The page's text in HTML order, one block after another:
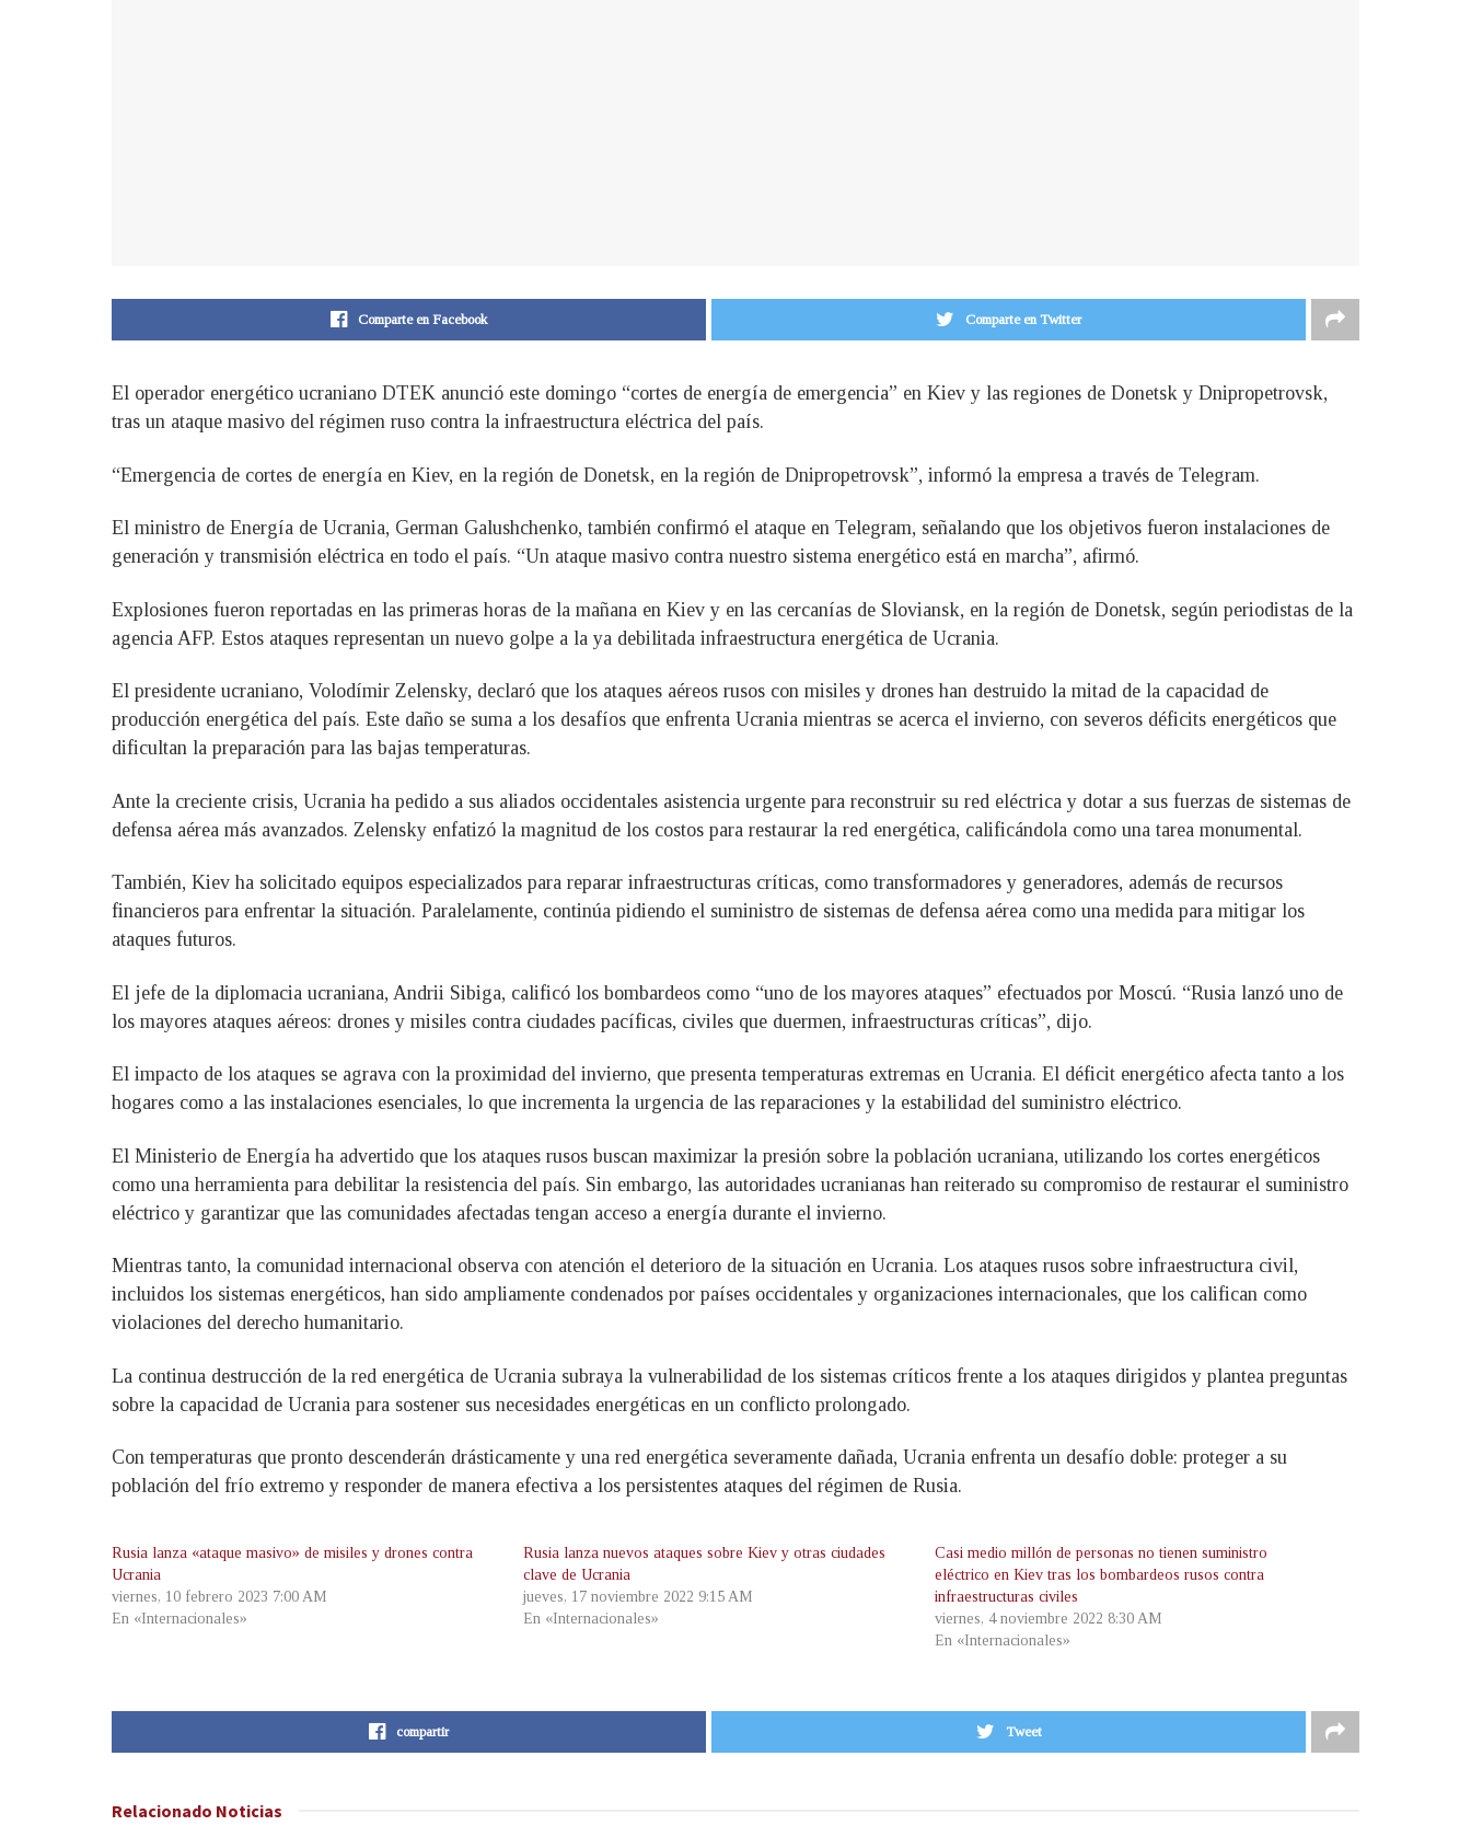
Comparte en Facebook Comparte en Twitter
El operador energético ucraniano DTEK anunció este domingo “cortes de energía de emergencia” en Kiev y las regiones de Donetsk y Dnipropetrovsk,
tras un ataque masivo del régimen ruso contra la infraestructura eléctrica del país.
“Emergencia de cortes de energía en Kiev, en la región de Donetsk, en la región de Dnipropetrovsk”, informó la empresa a través de Telegram.
El ministro de Energía de Ucrania, German Galushchenko, también confirmó el ataque en Telegram, señalando que los objetivos fueron instalaciones de
generación y transmisión eléctrica en todo el país. “Un ataque masivo contra nuestro sistema energético está en marcha”, afirmó.
Explosiones fueron reportadas en las primeras horas de la mañana en Kiev y en las cercanías de Sloviansk, en la región de Donetsk, según periodistas de la
agencia AFP. Estos ataques representan un nuevo golpe a la ya debilitada infraestructura energética de Ucrania.
El presidente ucraniano, Volodímir Zelensky, declaró que los ataques aéreos rusos con misiles y drones han destruido la mitad de la capacidad de
producción energética del país. Este daño se suma a los desafíos que enfrenta Ucrania mientras se acerca el invierno, con severos déficits energéticos que
dificultan la preparación para las bajas temperaturas.
Ante la creciente crisis, Ucrania ha pedido a sus aliados occidentales asistencia urgente para reconstruir su red eléctrica y dotar a sus fuerzas de sistemas de
defensa aérea más avanzados. Zelensky enfatizó la magnitud de los costos para restaurar la red energética, calificándola como una tarea monumental.
También, Kiev ha solicitado equipos especializados para reparar infraestructuras críticas, como transformadores y generadores, además de recursos
financieros para enfrentar la situación. Paralelamente, continúa pidiendo el suministro de sistemas de defensa aérea como una medida para mitigar los
ataques futuros.
El jefe de la diplomacia ucraniana, Andrii Sibiga, calificó los bombardeos como “uno de los mayores ataques” efectuados por Moscú. “Rusia lanzó uno de
los mayores ataques aéreos: drones y misiles contra ciudades pacíficas, civiles que duermen, infraestructuras críticas”, dijo.
El impacto de los ataques se agrava con la proximidad del invierno, que presenta temperaturas extremas en Ucrania. El déficit energético afecta tanto a los
hogares como a las instalaciones esenciales, lo que incrementa la urgencia de las reparaciones y la estabilidad del suministro eléctrico.
El Ministerio de Energía ha advertido que los ataques rusos buscan maximizar la presión sobre la población ucraniana, utilizando los cortes energéticos
como una herramienta para debilitar la resistencia del país. Sin embargo, las autoridades ucranianas han reiterado su compromiso de restaurar el suministro
eléctrico y garantizar que las comunidades afectadas tengan acceso a energía durante el invierno.
Mientras tanto, la comunidad internacional observa con atención el deterioro de la situación en Ucrania. Los ataques rusos sobre infraestructura civil,
incluidos los sistemas energéticos, han sido ampliamente condenados por países occidentales y organizaciones internacionales, que los califican como
violaciones del derecho humanitario.
La continua destrucción de la red energética de Ucrania subraya la vulnerabilidad de los sistemas críticos frente a los ataques dirigidos y plantea preguntas
sobre la capacidad de Ucrania para sostener sus necesidades energéticas en un conflicto prolongado.
Con temperaturas que pronto descenderán drásticamente y una red energética severamente dañada, Ucrania enfrenta un desafío doble: proteger a su
población del frío extremo y responder de manera efectiva a los persistentes ataques del régimen de Rusia.
Rusia lanza «ataque masivo» de misiles y drones contra
Ucrania
viernes, 10 febrero 2023 7:00 AM
En «Internacionales»
Rusia lanza nuevos ataques sobre Kiev y otras ciudades
clave de Ucrania
jueves, 17 noviembre 2022 9:15 AM
En «Internacionales»
Casi medio millón de personas no tienen suministro
eléctrico en Kiev tras los bombardeos rusos contra
infraestructuras civiles
viernes, 4 noviembre 2022 8:30 AM
En «Internacionales»
compartir Tweet
Relacionado Noticias